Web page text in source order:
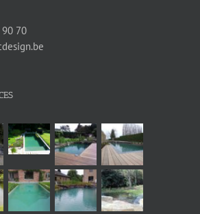
90 70